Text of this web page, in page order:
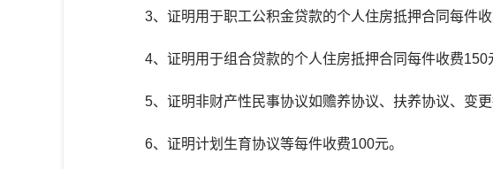
3、证明用于职工公积金贷款的个人住房抵押合同每件收
4、证明用于组合贷款的个人住房抵押合同每件收费150
5、证明非财产性民事协议如赡养协议、扶养协议、变更
6、证明计划生育协议等每件收费100元。